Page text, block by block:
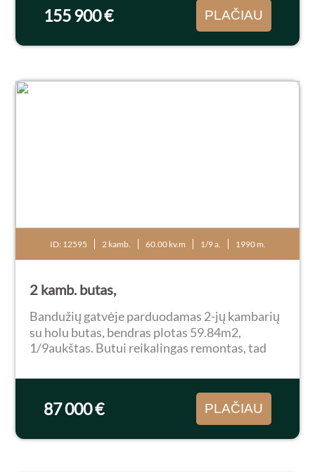
155 900 € PLAČIAU
ID: 12595 2 kamb. 60.00 kv.m 1/9 a. 1990 m.
2 kamb. butas,
Bandužių gatvėje parduodamas 2-jų kambarių
su holu butas, bendras plotas 59.84m2,
1/9aukštas. Butui reikalingas remontas, tad
poreikius. Strategiškai patogi vieta - netoliese
87 000 € PLAČIAU